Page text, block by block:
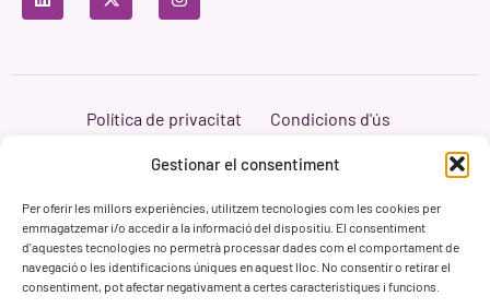
Gestionar el consentiment
Per oferir les millors experiències, utilitzem tecnologies com les cookies per
emmagatzemar i/o accedir a la informació del dispositiu. El consentiment
d'aquestes tecnologies no permetrà processar dades com el comportament de
navegació o les identificacions úniques en aquest lloc. No consentir o retirar el
consentiment, pot afectar negativament a certes característiques i funcions.
Política de privacitat
Condicions d'ús
Branding i Web ASH Proyectos Creativos